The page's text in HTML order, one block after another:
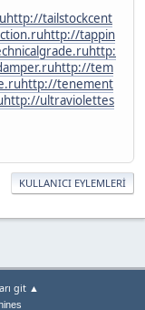
http://tailstockcent
http://tappin
http:
http://tem
http://tenement
http://ultraviolettes
KULLANICI EYLEMLERI
git ▲